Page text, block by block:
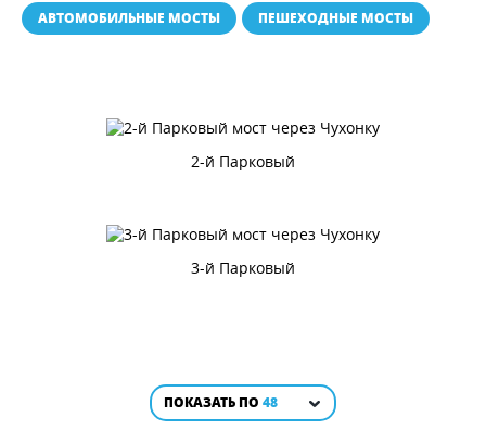
АВТОМОБИЛЬНЫЕ МОСТЫ ПЕШЕХОДНЫЕ МОСТЫ
2-й Парковый
3-й Парковый
ПОКАЗАТЬ ПО 48